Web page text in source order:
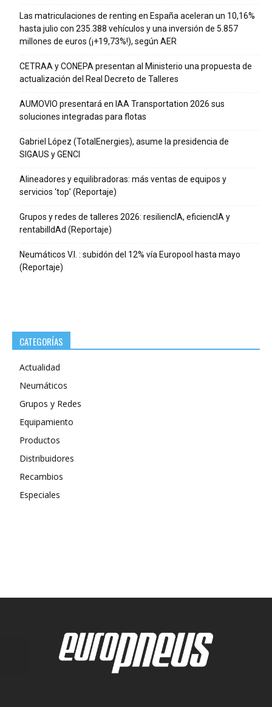
Las matriculaciones de renting en España aceleran un 10,16%
hasta julio con 235.388 vehículos y una inversión de 5.857
millones de euros (¡+19,73%!), según AER
CETRAA y CONEPA presentan al Ministerio una propuesta de
actualización del Real Decreto de Talleres
AUMOVIO presentará en IAA Transportation 2026 sus
soluciones integradas para flotas
Gabriel López (TotalEnergies), asume la presidencia de
SIGAUS y GENCI
Alineadores y equilibradoras: más ventas de equipos y
servicios ‘top’ (Reportaje)
Grupos y redes de talleres 2026: resiliencIA, eficiencIA y
rentabilIdAd (Reportaje)
Neumáticos V.I. : subidón del 12% vía Europool hasta mayo
(Reportaje)
CATEGORÍAS
Actualidad
Neumáticos
Grupos y Redes
Equipamiento
Productos
Distribuidores
Recambios
Especiales